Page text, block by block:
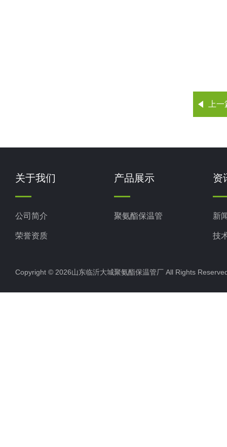
上
关于我们
公司简介
荣誉资质
产品展示
聚氨酯保温管
资
新
技
Copyright © 2026山东临沂大城聚氨酯保温管厂 All Rights